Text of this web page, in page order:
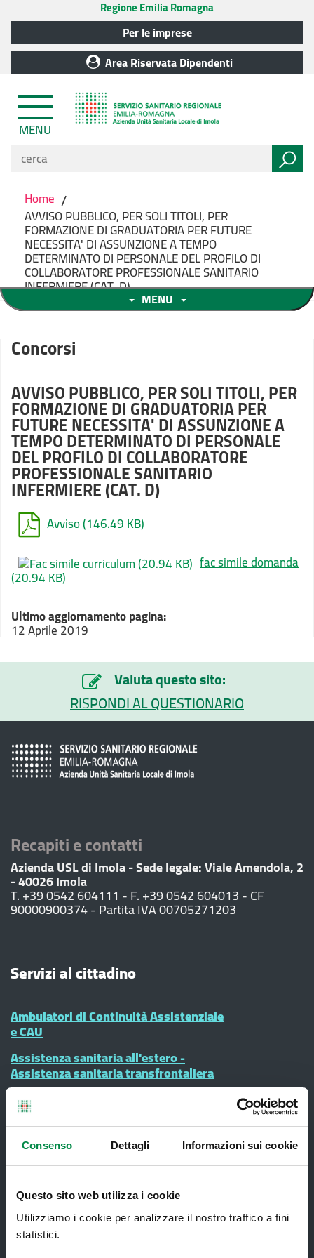
Consenso Dettagli Informazioni sui cookie
Questo sito web utilizza i cookie
Utilizziamo i cookie per analizzare il nostro traffico a fini
statistici.
Regione Emilia Romagna
Per le imprese
Area Riservata Dipendenti
MENU
Home /
AVVISO PUBBLICO, PER SOLI TITOLI, PER
FORMAZIONE DI GRADUATORIA PER FUTURE
NECESSITA' DI ASSUNZIONE A TEMPO
DETERMINATO DI PERSONALE DEL PROFILO DI
COLLABORATORE PROFESSIONALE SANITARIO
INFERMIERE (CAT. D)
MENU
Concorsi
AVVISO PUBBLICO, PER SOLI TITOLI, PER
FORMAZIONE DI GRADUATORIA PER
FUTURE NECESSITA' DI ASSUNZIONE A
TEMPO DETERMINATO DI PERSONALE
DEL PROFILO DI COLLABORATORE
PROFESSIONALE SANITARIO
INFERMIERE (CAT. D)
Avviso(146.49 KB)
fac simile domanda
(20.94 KB)
Ultimo aggiornamento pagina:
12 Aprile 2019
Valuta questo sito:
RISPONDI AL QUESTIONARIO
Recapiti e contatti
Azienda USL di Imola - Sede legale: Viale Amendola, 2
- 40026 Imola
T. +39 0542 604111 - F. +39 0542 604013 - CF
90000900374 - Partita IVA 00705271203
Servizi al cittadino
Ambulatori di Continuità Assistenziale
e CAU
Assistenza sanitaria all'estero -
Assistenza sanitaria transfrontaliera
Consultorio Familiare
Direzione Assistenza Farmaceutica
Finanziamenti
Medici e Pediatri di Famiglia
Nucleo di Cure Primarie (NCP)